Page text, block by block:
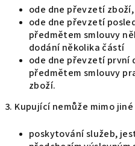
ode dne převzetí zboží,
ode dne převzetí
předmětem smlouvy
dodání několika částí
ode dne převzetí první
předmětem smlouvy
zboží.
3. Kupující nemůže mimo
poskytování služeb,